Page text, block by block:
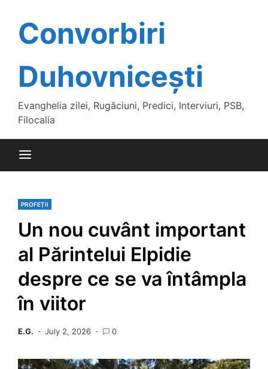
contentConvorbiri
Duhovnicești
Evanghelia zilei, Rugăciuni, Predici, Interviuri, PSB,
Filocalia
PROFEȚII
Un nou cuvânt important
al Părintelui Elpidie
despre ce se va întâmpla
în viitor
E.G. July 2, 2026 0